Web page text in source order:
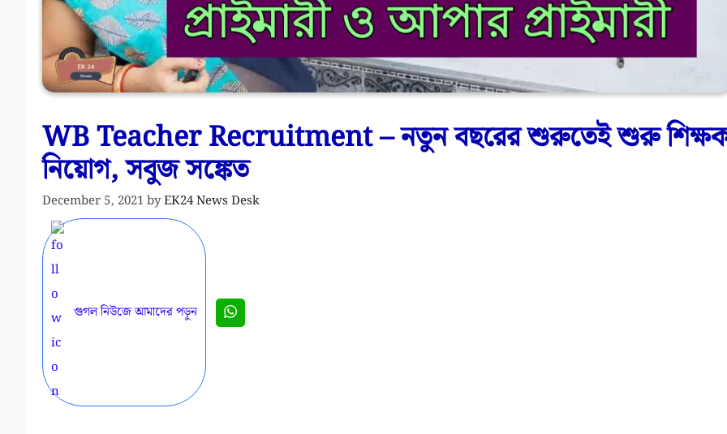
WB Teacher Recruitment – নতুন বছরের শুরুতেই শুরু
নিয়োগ, সবুজ সঙ্কেত
December 5, 2021 byEK24 News Desk
গুগল নিউজে আমাদের পড়ুন